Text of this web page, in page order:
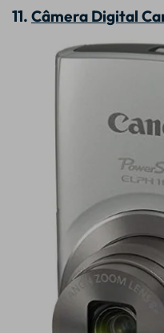
11. Câmera Digital